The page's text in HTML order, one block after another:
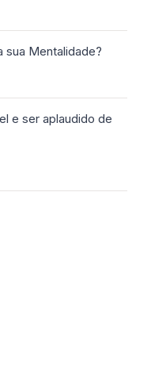
sua Mentalidade?
e ser aplaudido de